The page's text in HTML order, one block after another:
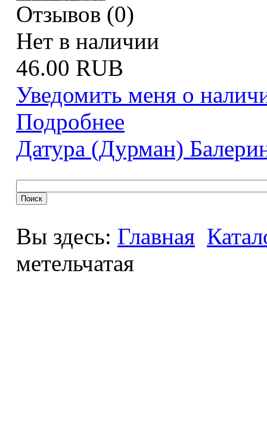
Отзывов (0)
Нет в наличии
46.00 RUB
Уведомить меня о
Подробнее
Датура (Дурман)
Вы здесь: Главная
метельчатая